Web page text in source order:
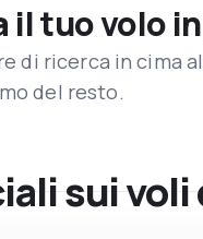
il tuo volo
di ricerca in cima
del resto.
sui voli